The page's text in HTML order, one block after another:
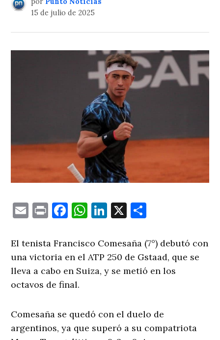
15 de julio de 2025
EmailPrintFacebook
WhatsApp
LinkedIn
X
El tenista Francisco Comesaña (7°) debutó con
una victoria en el ATP 250 de Gstaad, que se
lleva a cabo en Suiza, y se metió en los
octavos de final.
Comesaña se quedó con el duelo de
argentinos, ya que superó a su compatriota